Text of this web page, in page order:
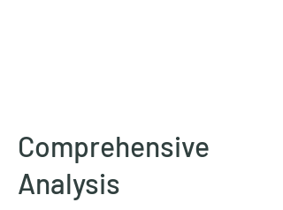
Comprehensive
Analysis